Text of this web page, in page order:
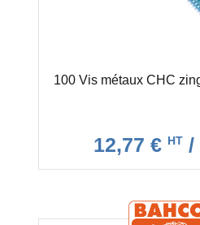
100 Vis métaux CHC
12,77 € HT/